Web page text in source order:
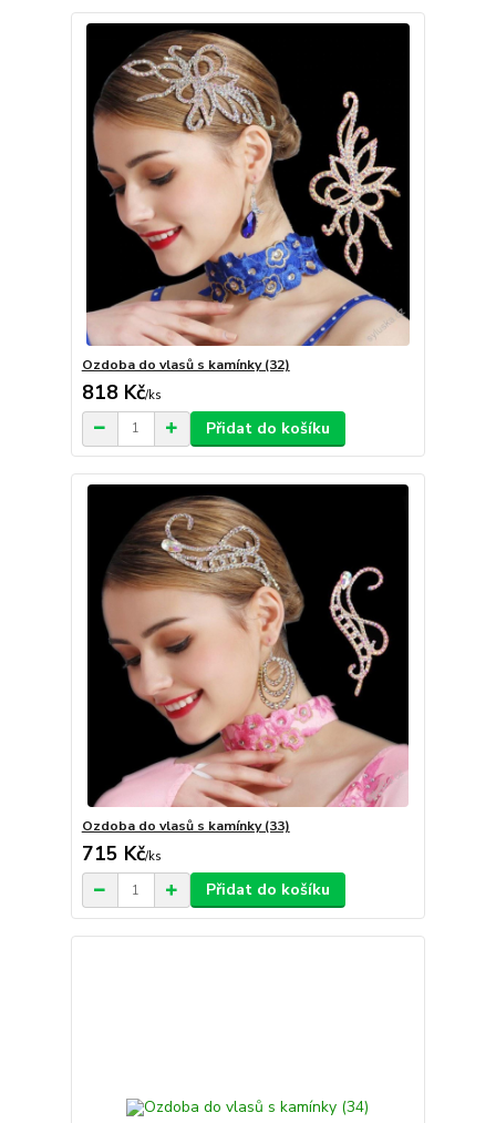
Ozdoba do vlasů s kamínky (32)
818 Kč/ks
Přidat do košíku
Ozdoba do vlasů s kamínky (33)
715 Kč/ks
Přidat do košíku